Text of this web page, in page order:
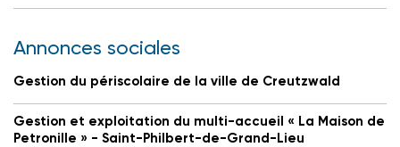
Annonces sociales
Gestion du périscolaire de la ville de Creutzwald
Gestion et exploitation du multi-accueil « La Maison de
Petronille » - Saint-Philbert-de-Grand-Lieu